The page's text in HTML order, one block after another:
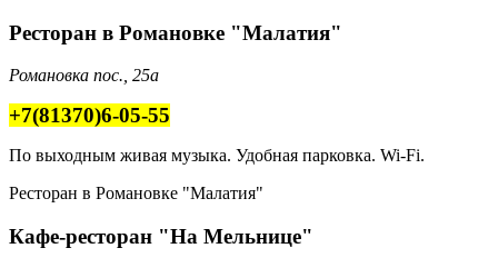
Ресторан в Романовке "Малатия"
Романовка пос., 25а
+7(81370)6-05-55
По выходным живая музыка. Удобная парковка. Wi-Fi.
Ресторан в Романовке "Малатия"
Кафе-ресторан "На Мельнице"